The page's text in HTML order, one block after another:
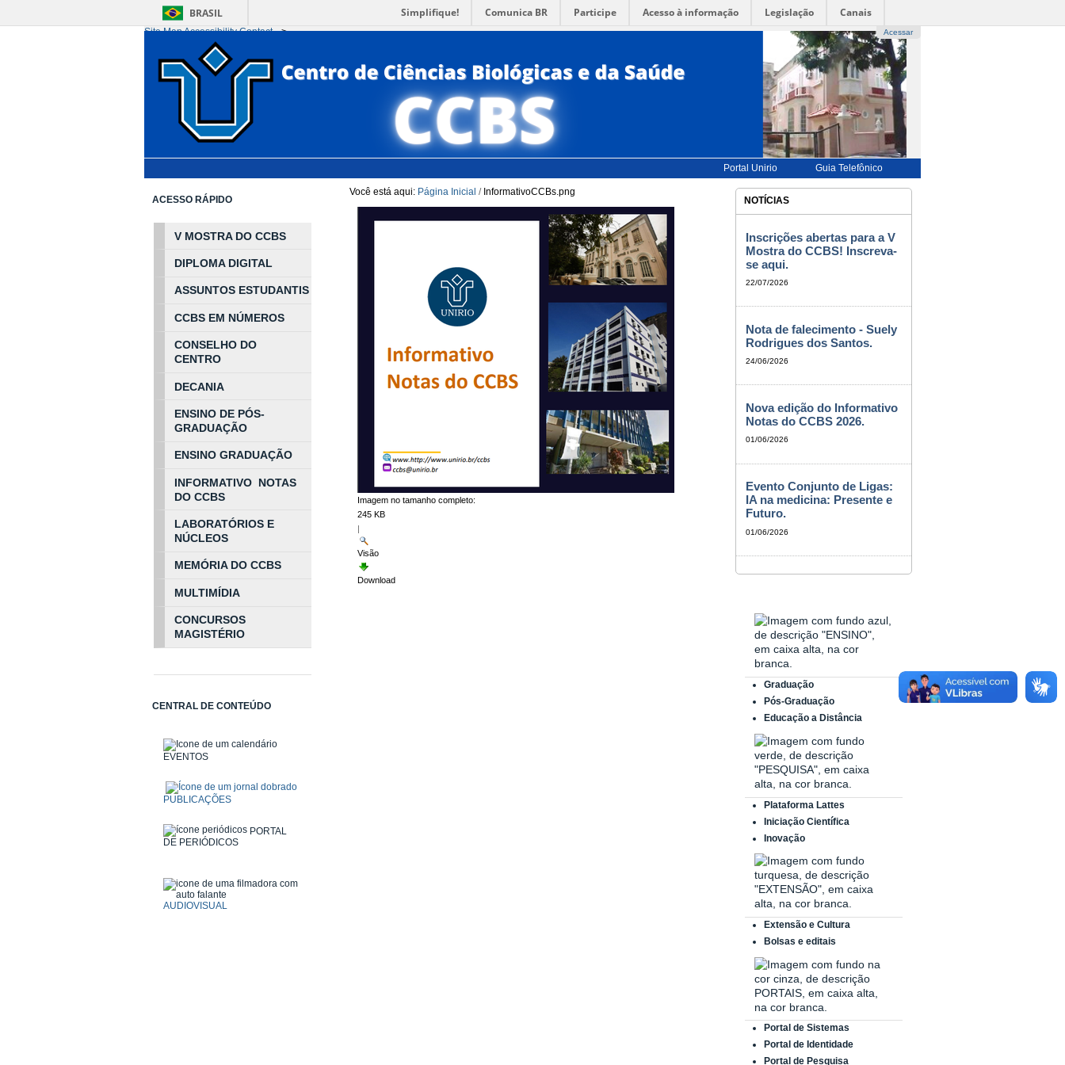
BRASIL Simplifique! Comunica BR Participe Acesso à informação Legislação Canais
Acessar
Ir para o conteúdo
ESPAÑOL |--> FRANÇAIS-->
ALTO CONTRASTE | MAPA DO SITE
Site MapAccessibility Contact-->
Portal Unirio Guia Telefônico
Você está aqui: Página Inicial / InformativoCCBs.png
Imagem no tamanho completo:
245 KB
|
Visão
Download
ACESSO RÁPIDO
V MOSTRA DO CCBS
DIPLOMA DIGITAL
ASSUNTOS ESTUDANTIS
CCBS EM NÚMEROS
CONSELHO DO
CENTRO
DECANIA
ENSINO DE PÓS-
GRADUAÇÃO
ENSINO GRADUAÇÃO
INFORMATIVO NOTAS
DO CCBS
LABORATÓRIOS E
NÚCLEOS
MEMÓRIA DO CCBS
MULTIMÍDIA
CONCURSOS
MAGISTÉRIO
CENTRAL DE CONTEÚDO
EVENTOS
PUBLICAÇÕES
PORTAL
DE PERIÓDICOS
AUDIOVISUAL
NOTÍCIAS
Inscrições abertas para a V
Mostra do CCBS! Inscreva-
se aqui.
22/07/2026
Nota de falecimento - Suely
Rodrigues dos Santos.
24/06/2026
Nova edição do Informativo
Notas do CCBS 2026.
01/06/2026
Evento Conjunto de Ligas:
IA na medicina: Presente e
Futuro.
01/06/2026
Graduação
Pós-Graduação
Educação a Distância
Plataforma Lattes
Iniciação Científica
Inovação
Extensão e Cultura
Bolsas e editais
Portal de Sistemas
Portal de Identidade
Portal de Pesquisa